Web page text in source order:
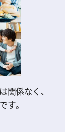
関係なく、
す。